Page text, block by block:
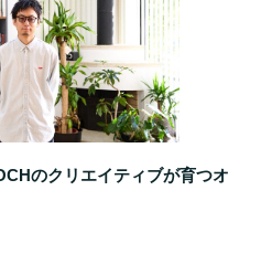
のクリエイティブが育つオ